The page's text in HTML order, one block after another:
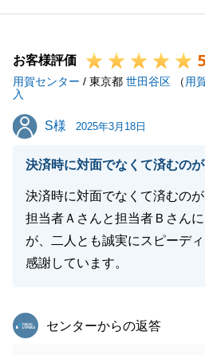
実現することができ、私も嬉
降について、もし難しい状況
進むことになった際は、再び
今後とも末永くご愛顧賜りま
閉じる
お客様評価 5
用賀センター / 東京都 世田谷区 （ 用
入
S様
S様 2025年3月18日
決済時に対面でなくて済むの
決済時に対面でなくて済むのが
担当者Ａさんと担当者Ｂさん
が、二人とも誠実にスピーデ
感謝しています。
東急リバブル
センターからの返答